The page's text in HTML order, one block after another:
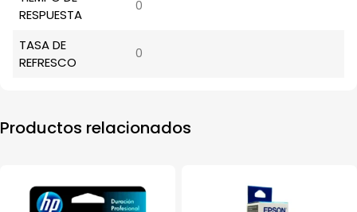
RESPUESTA
0
TASA DE
REFRESCO
0
Productos relacionados